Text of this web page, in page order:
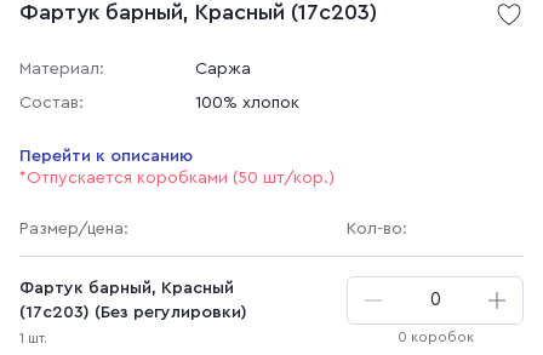
Фартук барный, Красный (17c203)
Материал:
Саржа
Состав:
100% хлопок
Перейти к описанию
*Отпускается коробками (50 шт/кор.)
Размер/цена: Кол-во:
Фартук барный, Красный
(17c203) (Без регулировки)
1 шт. 0 коробок